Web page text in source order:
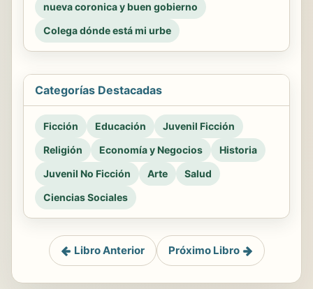
nueva coronica y buen gobierno
Colega dónde está mi urbe
Categorías Destacadas
Ficción Educación
Juvenil Ficción
Religión
Economía y Negocios
Historia
Juvenil No Ficción
Arte
Salud
Ciencias Sociales
Libro Anterior Próximo Libro